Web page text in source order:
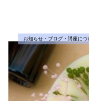
お知らせ・ブログ・講座につ